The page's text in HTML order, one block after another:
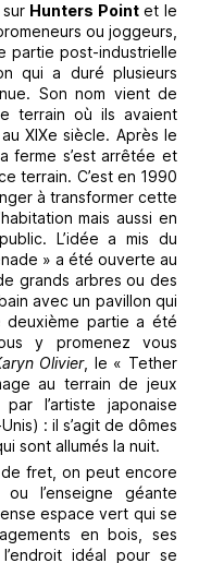
Hunters Pointet le
ou joggeurs,
partie post-industrielle
qui a duré plusieurs
Son nom vient de
terrain où ils avaient
XIXe siècle. Après le
ferme s’est arrêtée et
terrain. C’est en 1990
à transformer cette
mais aussi en
L’idée a mis du
» a été ouverte au
grands arbres ou des
avec un pavillon qui
partie a été
y promenez vous
Olivier, le « Tether
au terrain de jeux
l’artiste japonaise
: il s’agit de dômes
sont allumés la nuit.
fret, on peut encore
l’enseigne géante
espace vert qui se
en bois, ses
idéal pour se